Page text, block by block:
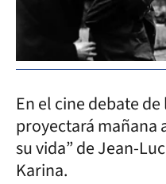
En el cine debate
proyectará mañana
su vida” de Jean-
Karina.